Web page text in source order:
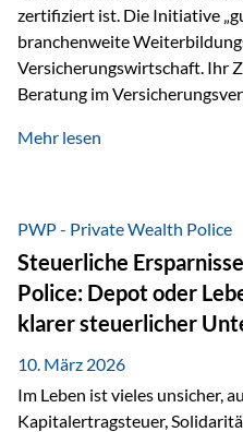
zertifiziert ist. Die Initiative
branchenweite
Versicherungswirtschaft. Ihr
Beratung im
Personen transparent zu
Stunden pro Jahr für
Versicherungsbranche. Über
von „gut beraten“ können
zentral erfasst und
zertifiziert Als zertifizierter
Webinare nun für die…
Mehr lesen
PWP - Private Wealth Police
Steuerliche
Police: Depot oder
klarer steuerlicher
10. März 2026
Im Leben ist vieles unsicher,
Kapitalertragsteuer,